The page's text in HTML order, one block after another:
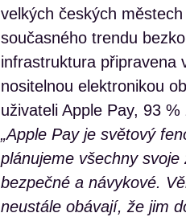
velkých českých
současného trendu
infrastruktura připravena
nositelnou elektronikou
uživateli Apple Pay, 93
„Apple Pay je světový
plánujeme všechny
bezpečné a návykové.
neustále obávají, že jim